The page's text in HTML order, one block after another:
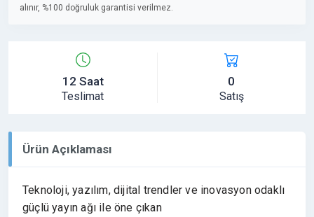
alınır, %100 doğruluk garantisi verilmez.
12 Saat
Teslimat
0
Satış
Ürün Açıklaması
Teknoloji, yazılım, dijital trendler ve inovasyon odaklı
güçlü yayın ağı ile öne çıkan